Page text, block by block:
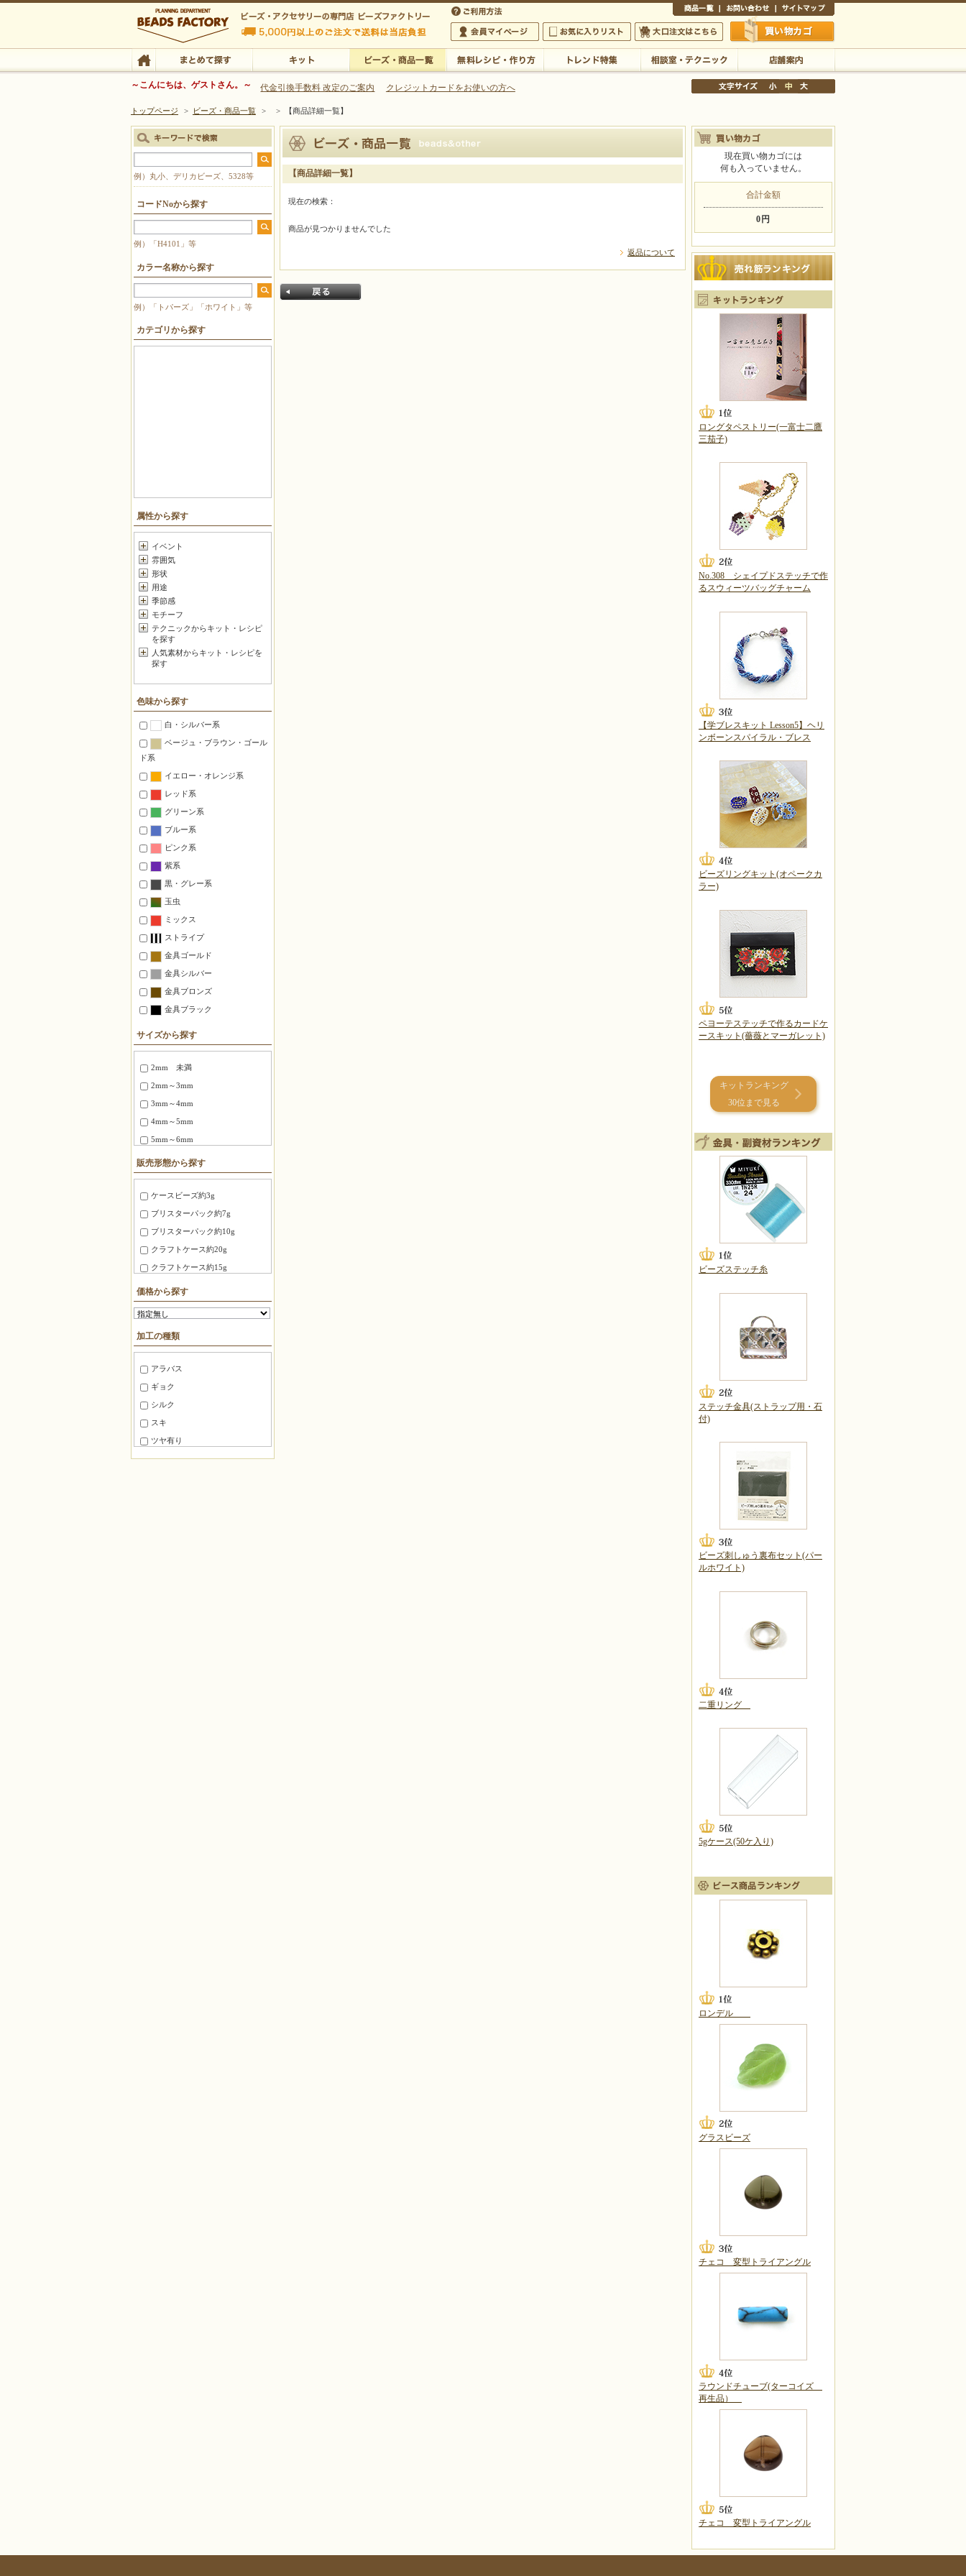
ビーズファクトリー ビーズ・パーツ・金具など・アクセサリーの専門店
ビーズ・アクセサリーの専門店 ビーズファクトリー 5,000円以上のご注文で送料は当店が負担いたします
ビーズ・アクセサリーの専門店 ビーズファクトリー 5,000円以上のご注文で送料は当店が負担いたします
会員マイページ
お気に入りリスト 大口注文はこちら 買い物かご
TOP まとめて探す キット 店舗案内
～こんにちは、ゲストさん。～ 代金引換手数料 改定のご案内 クレジットカードをお使いの方へ
トップページ > ビーズ・商品一覧 > > 【商品詳細一覧】
【商品詳細一覧】
現在の検索：
商品が見つかりませんでした
返品について
例）丸小、デリカビーズ、5328等
コードNoから探す
例）「H4101」等
カラー名称から探す
例）「トパーズ」「ホワイト」等
カテゴリから探す
属性から探す
イベント
雰囲気
形状
用途
季節感
モチーフ
テクニックからキット・レシピ
を探す
人気素材からキット・レシピを
探す
色味から探す
白・シルバー系
ベージュ・ブラウン・ゴール
ド系
イエロー・オレンジ系
レッド系
グリーン系
ブルー系
ピンク系
紫系
黒・グレー系
玉虫
ミックス
ストライプ
金具ゴールド
金具シルバー
金具ブロンズ
金具ブラック
サイズから探す
2mm 未満
2mm～3mm
3mm～4mm
4mm～5mm
5mm～6mm
6～8mm
1.5X3mm ～ 1.8X6mm
2.0X6 mm ～ 2.5X12mm
2.7X12mm ～ 3.4X20mm
3X3X3mm
4X4X4mm
3.0X20mm ～ 4.0X10mm
10mm～15mm
15mm～20mm
20mm～30mm
30mm～40mm
40mm～50mm
50mm～60mm
60mm～80mm
80mm 以上
販売形態から探す
ケースビーズ約3g
ブリスターパック約7g
ブリスターパック約10g
クラフトケース約20g
クラフトケース約15g
徳用パック約100g
ＢＦパック約7g
糸通しビーズ約75cm
糸通しビーズ約1m
糸通しビーズ約5m
糸通しビーズ約10m
マルケース約3g
角ケース約20g
価格から探す
加工の種類
アラバス
ギョク
シルク
スキ
ツヤ有り
ツヤ消し
現在買い物カゴには
何も入っていません。
合計金額
0円
ロングタペストリー(一富士二鷹
三茄子)
No.308 シェイプドステッチで作
るスウィーツバッグチャーム
【学ブレスキット Lesson5】ヘリ
ンボーンスパイラル・ブレス
ビーズリングキット(オペークカ
ラー)
ペヨーテステッチで作るカードケ
ースキット(薔薇とマーガレット)
キットランキング
30位まで見る
ビーズステッチ糸
ステッチ金具(ストラップ用・石
付)
ビーズ刺しゅう裏布セット(パー
ルホワイト)
二重リング
5gケース(50ケ入り)
ロンデル
グラスビーズ
チェコ 変型トライアングル
ラウンドチューブ(ターコイズ
再生品）
チェコ 変型トライアングル